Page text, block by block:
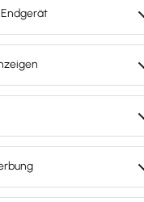
Google Fonts so
sei, um die
nicht für die
Funktionsweise
den Google-